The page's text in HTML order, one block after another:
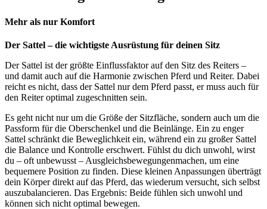
Mehr als nur Komfort
Der Sattel – die wichtigste Ausrüstung für deinen Sitz
Der Sattel ist der größte Einflussfaktor auf den Sitz des Reiters –
und damit auch auf die Harmonie zwischen Pferd und Reiter. Dabei
reicht es nicht, dass der Sattel nur dem Pferd passt, er muss auch für
den Reiteroptimal zugeschnitten sein.
Es geht nicht nur um die Größe der Sitzfläche, sondern auch um die
Passform für die Oberschenkel und die Beinlänge. Ein zu enger
Sattel schränkt die Beweglichkeit ein, während ein zu großer Sattel
die Balance und Kontrolle erschwert. Fühlst du dich unwohl, wirst
du – oft unbewusst – Ausgleichsbewegungenmachen, um eine
bequemere Position zu finden. Diese kleinen Anpassungen überträgt
dein Körper direkt auf das Pferd, das wiederum versucht, sich selbst
auszubalancieren. Das Ergebnis: Beide fühlen sich unwohl und
können sich nicht optimal bewegen.